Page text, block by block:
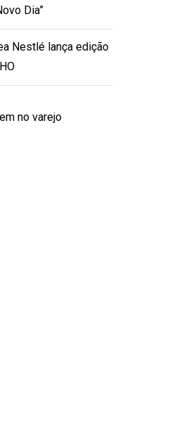
Dia”
Nestlé lança edição
no varejo